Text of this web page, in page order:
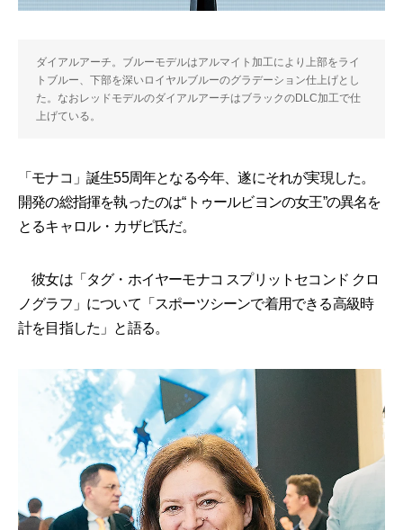
ダイアルアーチ。ブルーモデルはアルマイト加工により上部をライ
トブルー、下部を深いロイヤルブルーのグラデーション仕上げとし
た。なおレッドモデルのダイアルアーチはブラックのDLC加工で仕
上げている。
「モナコ」誕生55周年となる今年、遂にそれが実現した。
開発の総指揮を執ったのは“トゥールビヨンの女王”の異名を
とるキャロル・カザピ氏だ。
彼女は「タグ・ホイヤーモナコ スプリットセコンド クロ
ノグラフ」について「スポーツシーンで着用できる高級時
計を目指した」と語る。